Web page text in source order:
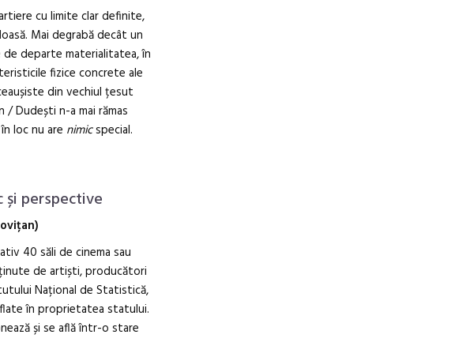
cu limite clar definite,
Mai degrabă decât un
departe materialitatea, în
fizice concrete ale
din vechiul țesut
Dudești n-a mai rămas
loc nu are nimicspecial.
și perspective
40 săli de cinema sau
de artiști, producători
Național de Statistică,
în proprietatea statului.
și se află într-o stare